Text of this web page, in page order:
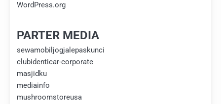
WordPress.org
PARTER MEDIA
sewamobiljogjalepaskunci
clubidenticar-corporate
masjidku
mediainfo
mushroomstoreusa